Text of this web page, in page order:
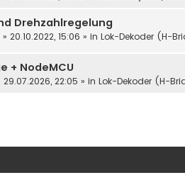
Drehzahlregelung
» 20.10.2022, 15:06 » in Lok-Dekoder (H-
+ NodeMCU
29.07.2026, 22:05 » in Lok-Dekoder (H-